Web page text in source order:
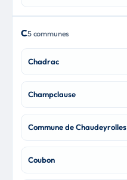
C5 communes
Chadrac
Champclause
Commune de Chaudeyrolles
Coubon